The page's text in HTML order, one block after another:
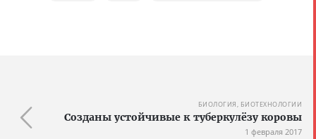
БИОЛОГИЯ, БИОТЕХНОЛОГИИ
Созданы устойчивые к туберкулёзу коровы
1 февраля 2017